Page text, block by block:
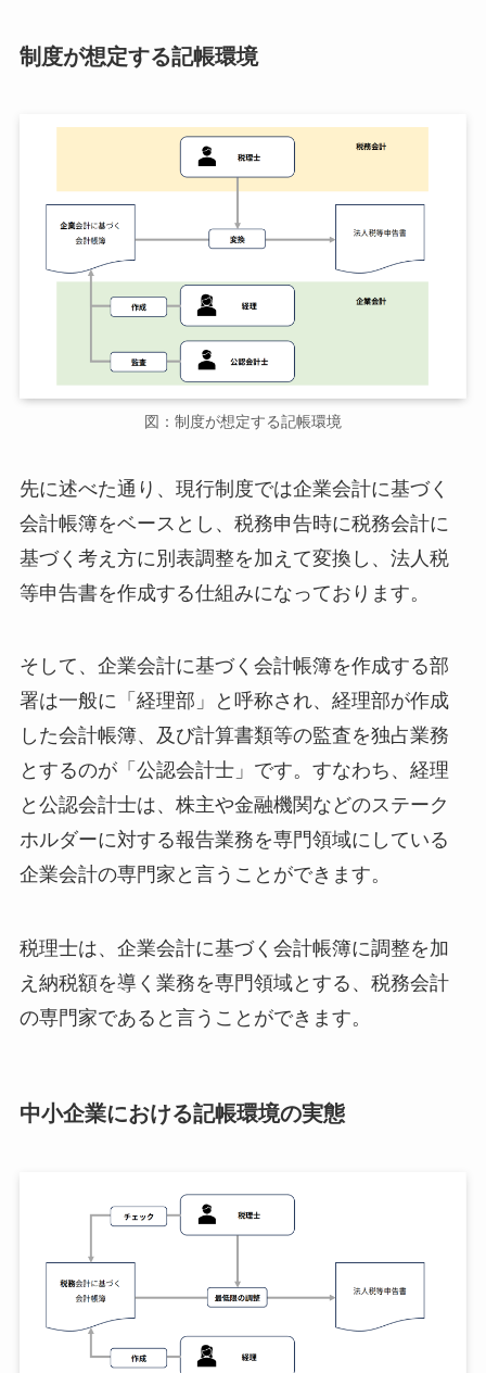
制度が想定する記帳環境
図：制度が想定する記帳環境
先に述べた通り、現行制度では企業会計に基づく
会計帳簿をベースとし、税務申告時に税務会計に
基づく考え方に別表調整を加えて変換し、法人税
等申告書を作成する仕組みになっております。
そして、企業会計に基づく会計帳簿を作成する部
署は一般に「経理部」と呼称され、経理部が作成
した会計帳簿、及び計算書類等の監査を独占業務
とするのが「公認会計士」です。すなわち、経理
と公認会計士は、株主や金融機関などのステーク
ホルダーに対する報告業務を専門領域にしている
企業会計の専門家と言うことができます。
税理士は、企業会計に基づく会計帳簿に調整を加
え納税額を導く業務を専門領域とする、税務会計
の専門家であると言うことができます。
中小企業における記帳環境の実態